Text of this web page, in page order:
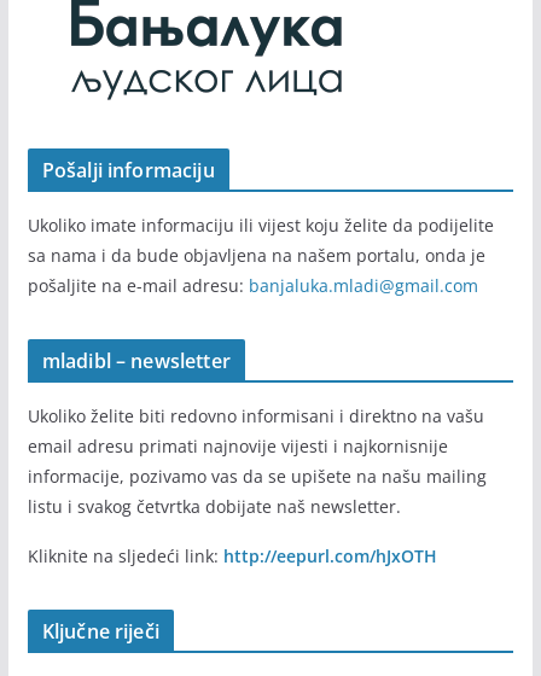
Pošalji informaciju
Ukoliko imate informaciju ili vijest koju želite da podijelite
sa nama i da bude objavljena na našem portalu, onda je
pošaljite na e-mail adresu: banjaluka.mladi@gmail.com
mladibl – newsletter
Ukoliko želite biti redovno informisani i direktno na vašu
email adresu primati najnovije vijesti i najkornisnije
informacije, pozivamo vas da se upišete na našu mailing
listu i svakog četvrtka dobijate naš newsletter.
Kliknite na sljedeći link: http://eepurl.com/hJxOTH
Ključne riječi